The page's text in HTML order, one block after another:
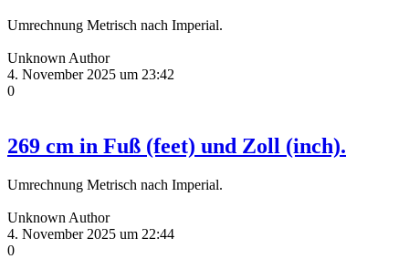
Umrechnung Metrisch nach Imperial.
Unknown Author
4. November 2025 um 23:42
0
269 cm in Fuß (feet) und Zoll (inch).
Umrechnung Metrisch nach Imperial.
Unknown Author
4. November 2025 um 22:44
0